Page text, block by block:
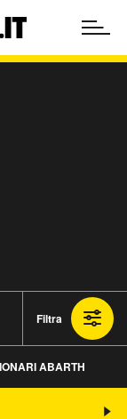
Filtra
ABARTH